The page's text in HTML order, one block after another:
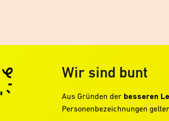
Wir sind bunt
Aus Gründen der besseren
Personenbezeichnungen